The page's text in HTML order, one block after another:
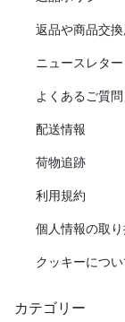
返品や商品交
ニュースレター
よくあるご質問
配送情報
荷物追跡
利用規約
個人情報の取
クッキーについ
カテゴリー